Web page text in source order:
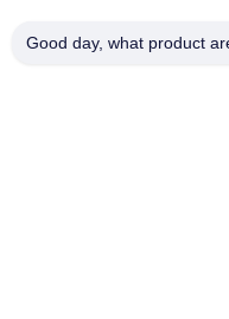
Good day, what product